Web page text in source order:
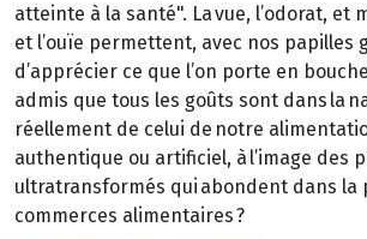
atteinte à la santé". La vue, l’odorat, et
et l’ouïe permettent, avec nos papilles
d’apprécier ce que l’on porte en
admis que tous les goûts sont dans la
réellement de celui de notre
authentique ou artificiel, à l’image des
ultratransformés qui abondent dans la
commerces alimentaires ?